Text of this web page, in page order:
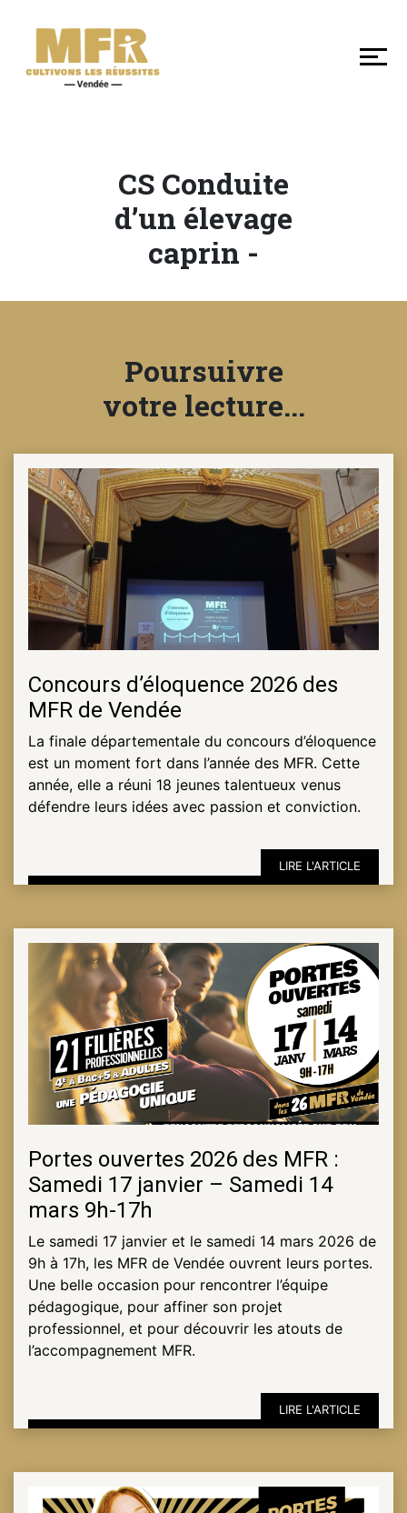
DÉCOUVRIR
NOS
MFR
ACTUALITÉ
VENEZ
TRAVAILLER
EN
MFR
PRENDRE
RENDEZ-
VOUS
NOUS
CONTACTER
PRO
CS Conduite
d’un élevage
caprin -
Poursuivre
votre lecture...
Concours d’éloquence 2026 des
MFR de Vendée
La finale départementale du concours d’éloquence
est un moment fort dans l’année des MFR. Cette
année, elle a réuni 18 jeunes talentueux venus
défendre leurs idées avec passion et conviction.
LIRE L'ARTICLE
Portes ouvertes 2026 des MFR :
Samedi 17 janvier – Samedi 14
mars 9h-17h
Le samedi 17 janvier et le samedi 14 mars 2026 de
9h à 17h, les MFR de Vendée ouvrent leurs portes.
Une belle occasion pour rencontrer l’équipe
pédagogique, pour affiner son projet
professionnel, et pour découvrir les atouts de
l’accompagnement MFR.
LIRE L'ARTICLE